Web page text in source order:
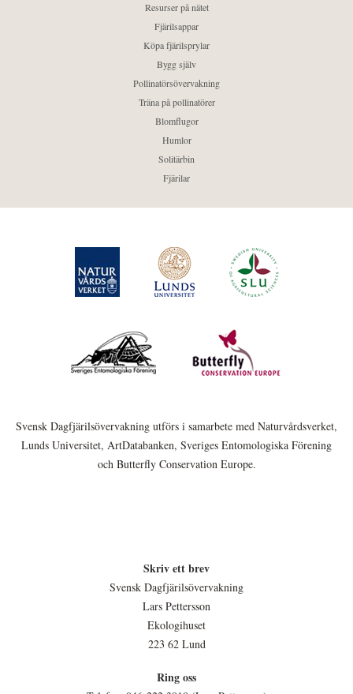
Resurser på nätet
Fjärilsappar
Köpa fjärilsprylar
Bygg själv
Pollinatörsövervakning
Träna på pollinatörer
Blomflugor
Humlor
Solitärbin
Fjärilar
Svensk Dagfjärilsövervakning utförs i samarbete med Naturvårdsverket,
Lunds Universitet, ArtDatabanken, Sveriges Entomologiska Förening
och Butterfly Conservation Europe.
Skriv ett brev
Svensk Dagfjärilsövervakning
Lars Pettersson
Ekologihuset
223 62 Lund
Ring oss